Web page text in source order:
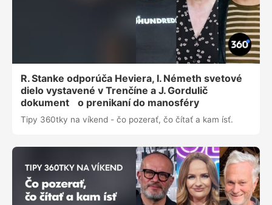
R. Stanke odporúča Heviera, I. Németh svetové
dielo vystavené v Trenčíne a J. Gordulič
dokument o prenikaní do manosféry
Tipy 360tky na víkend - čo pozerať, čo čítať a kam ísť.